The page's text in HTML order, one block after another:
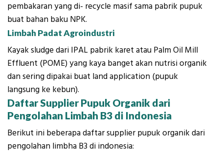
pembakaran yang di- recycle masif sama pabrik pupuk
buat bahan baku NPK.
Limbah Padat Agroindustri
Kayak sludge dari IPAL pabrik karet atau Palm Oil Mill
Effluent (POME) yang kaya banget akan nutrisi organik
dan sering dipakai buat land application (pupuk
langsung ke kebun).
Daftar Supplier Pupuk Organik dari
Pengolahan Limbah B3 di Indonesia
Berikut ini beberapa daftar supplier pupuk organik dari
pengolahan limbha B3 di indonesia: